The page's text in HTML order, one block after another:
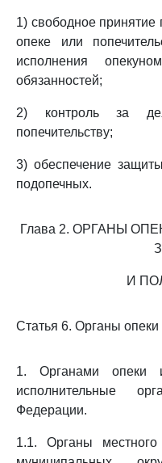
1) свободное принятие
опеке или
исполнения
обязанностей;
2) контроль за
попечительству;
3) обеспечение
подопечных.
Глава 2. ОРГАНЫ
И
Статья 6. Органы опеки
1. Органами опеки и
исполнительные
Федерации.
1.1. Органы местного